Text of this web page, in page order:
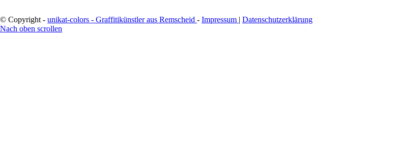
© Copyright - unikat-colors - Graffitikünstler aus Remscheid - Impressum | Datenschutzerklärung
Nach oben scrollen